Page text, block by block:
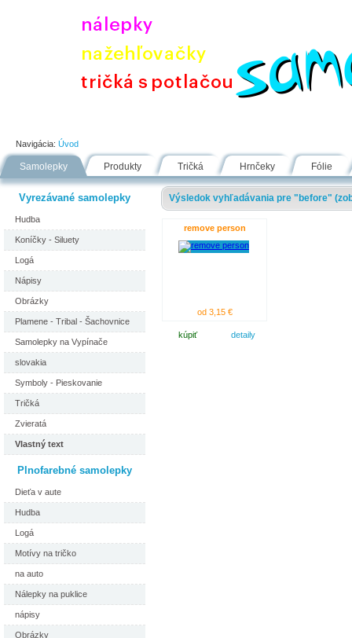
Navigácia: Úvod
Samolepky Produkty Tričká Hrnčeky Fólie
Vyrezávané samolepky
Hudba
Koníčky - Siluety
Logá
Nápisy
Obrázky
Plamene - Tribal - Šachovnice
Samolepky na Vypínače
slovakia
Symboly - Pieskovanie
Tričká
Zvieratá
Vlastný text
Plnofarebné samolepky
Dieťa v aute
Hudba
Logá
Motívy na tričko
na auto
Nálepky na puklice
nápisy
Obrázky
Výsledok vyhľadávania pre "before"
remove person
od 3,15 €
kúpiť detaily